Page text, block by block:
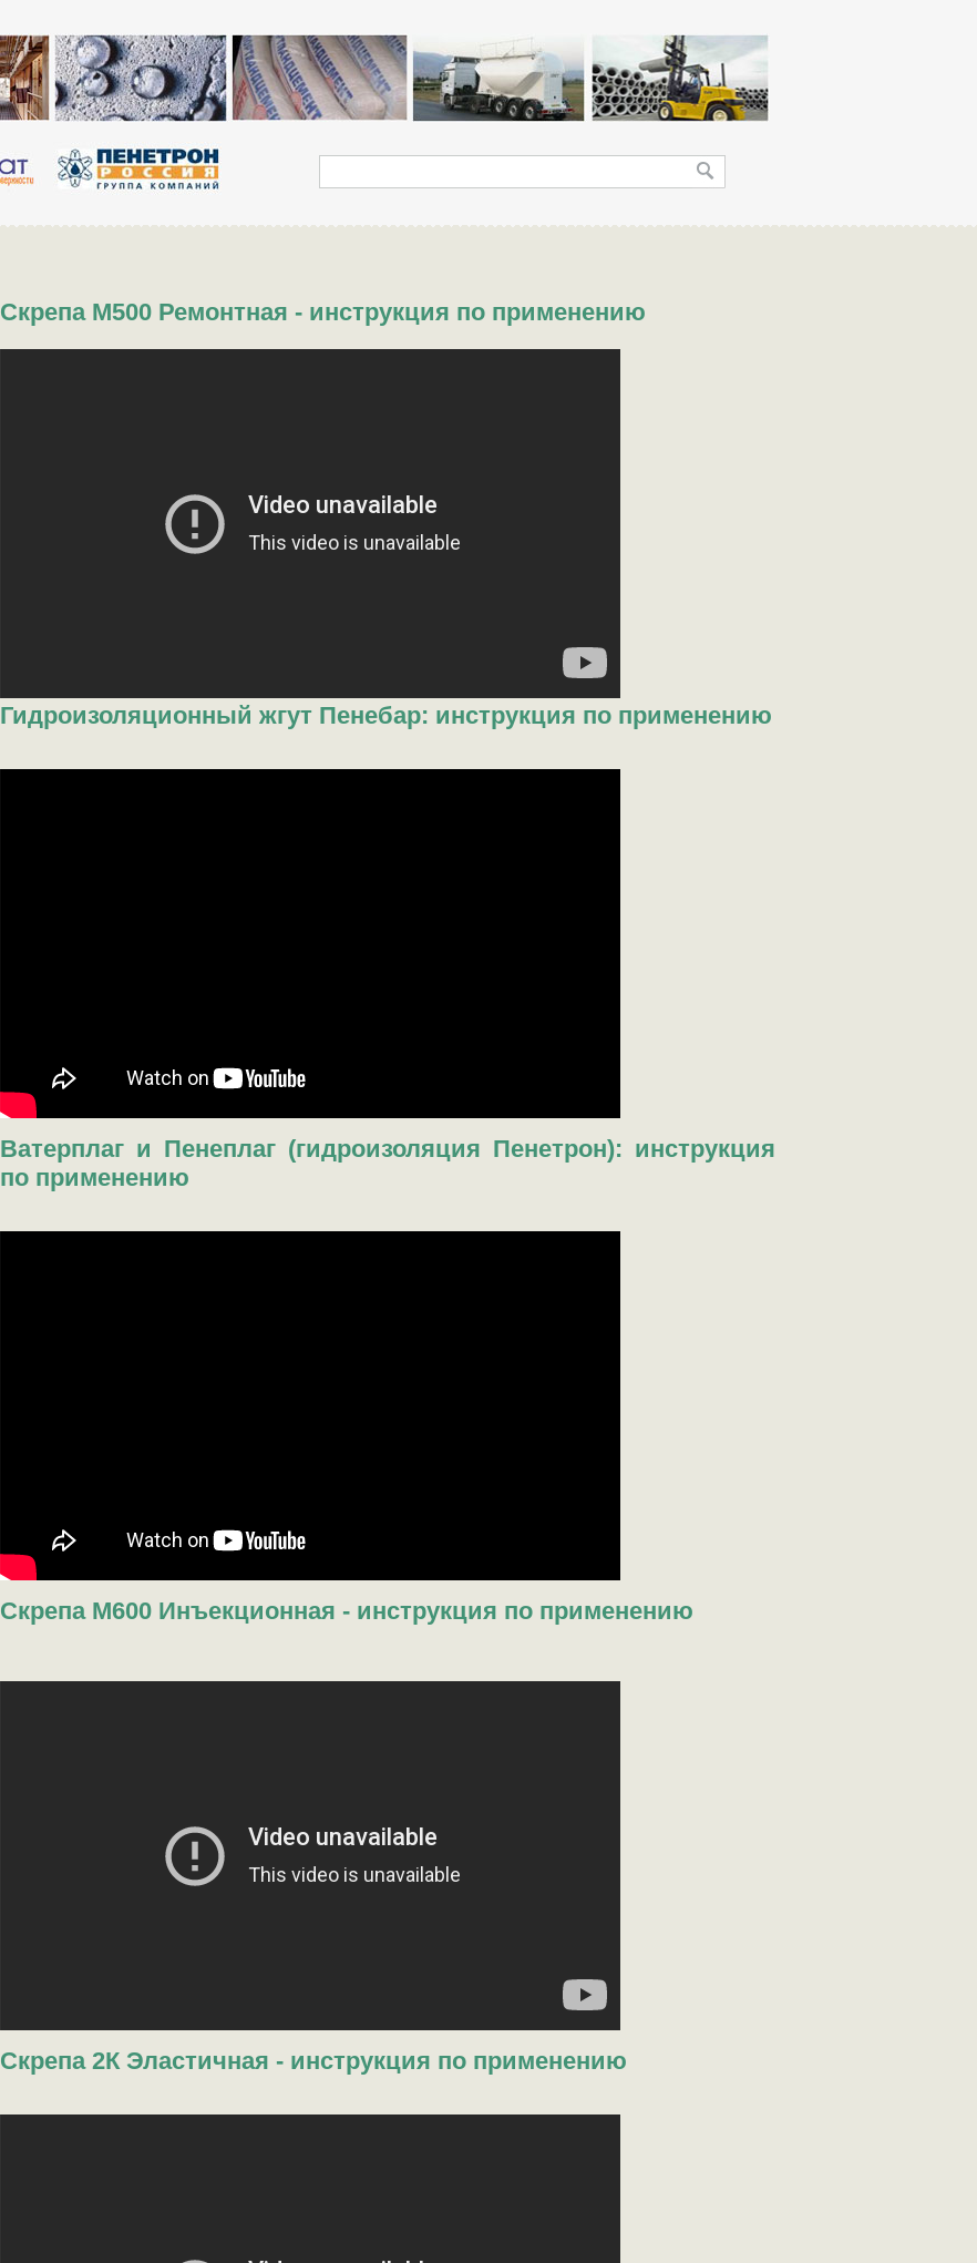
Скрепа М500 Ремонтная - инструкция по применению
Гидроизоляционный жгут Пенебар: инструкция по применению
Ватерплаг и Пенеплаг (гидроизоляция Пенетрон): инструкция
по применению
Скрепа М600 Инъекционная - инструкция по применению
Скрепа 2К Эластичная - инструкция по применению